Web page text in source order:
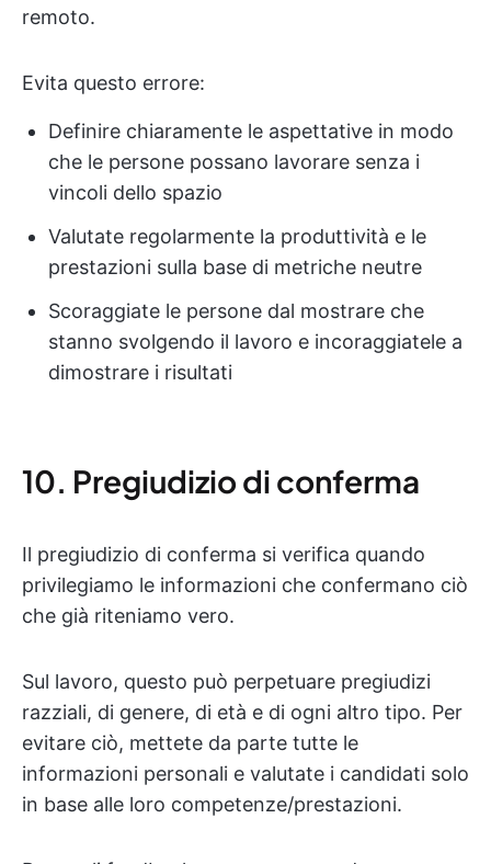
remoto.
Evita questo errore:
Definire chiaramente le aspettative in modo
che le persone possano lavorare senza i
vincoli dello spazio
Valutate regolarmente la produttività e le
prestazioni sulla base di metriche neutre
Scoraggiate le persone dal mostrare che
stanno svolgendo il lavoro e incoraggiatele a
dimostrare i risultati
10. Pregiudizio di conferma
Il pregiudizio di conferma si verifica quando
privilegiamo le informazioni che confermano ciò
che già riteniamo vero.
Sul lavoro, questo può perpetuare pregiudizi
razziali, di genere, di età e di ogni altro tipo. Per
evitare ciò, mettete da parte tutte le
informazioni personali e valutate i candidati solo
in base alle loro competenze/prestazioni.